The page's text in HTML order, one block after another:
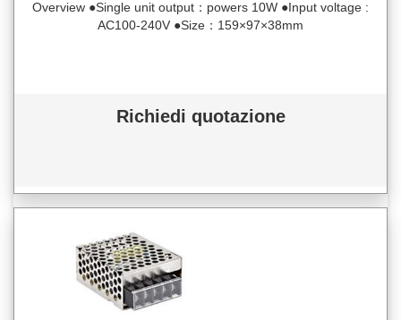
Overview ●Single unit output：powers 10W ●Input voltage :
AC100-240V ●Size：159×97×38mm
Richiedi quotazione